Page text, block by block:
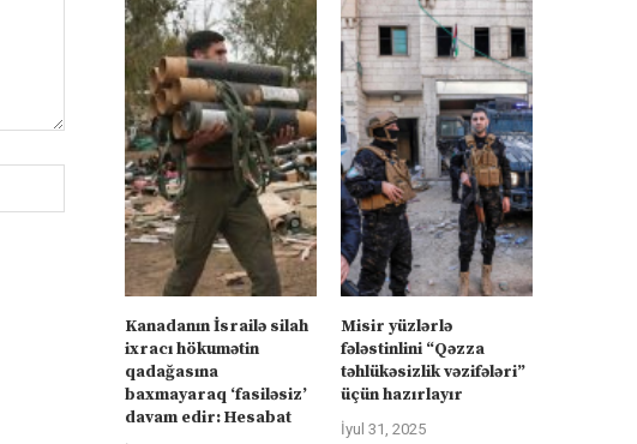
Kanadanın İsrailə silah
ixracı hökumətin
qadağasına
baxmayaraq ‘fasiləsiz’
davam edir: Hesabat
Misir yüzlərlə
fələstinlini “Qəzza
təhlükəsizlik vəzifələri”
üçün hazırlayır
İyul 31, 2025